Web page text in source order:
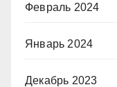
Февраль 2024
Январь 2024
Декабрь 2023